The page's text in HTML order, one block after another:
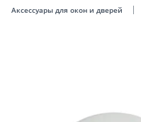
Аксессуары для окон и дверей